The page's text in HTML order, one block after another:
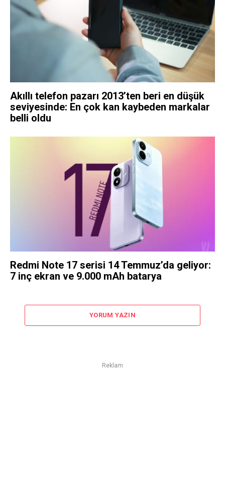
Akıllı telefon pazarı 2013’ten beri en düşük
seviyesinde: En çok kan kaybeden markalar
belli oldu
Redmi Note 17 serisi 14 Temmuz’da geliyor:
7 inç ekran ve 9.000 mAh batarya
YORUM YAZIN
Reklam